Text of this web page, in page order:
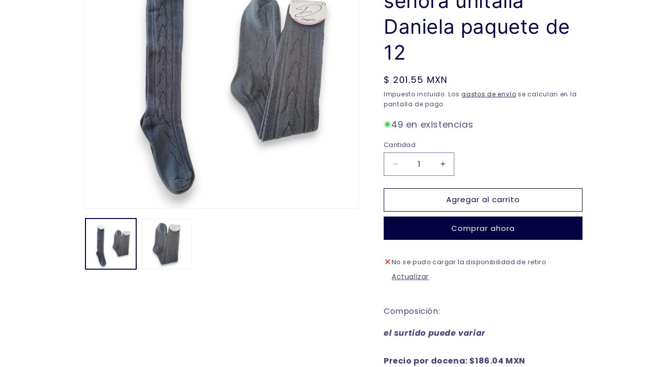
Daniela paquete de
12
Precio
habitual
$ 201.55 MXN
Impuesto incluido. Losgastos de envío se calculan en la
pantalla de pago.
49 en existencias
Cantidad
Reducir
cantidad
para
surtida
unitalla
paquete
de
12
Aumentar
cantidad
para
Calceta
surtida
señora
unitalla
paquete
Agregar al carrito
Comprar ahora
No se pudo cargar la disponibilidad de retiro
Actualizar
Composición:
el surtido puede variar
Precio por docena: $186.04 MXN